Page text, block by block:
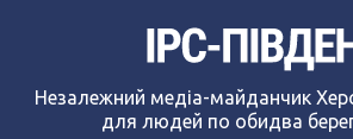
Незалежний медіа-майданчик
для людей по обидва